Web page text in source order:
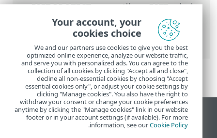
تعليمات ESET عبر الإنترنت >
ESET PROTECT
>
استخدام ‎ESET PROTECT
>
كيفية إزالة ESET
PROTECT من شبكتك
> انتهاء صلاحية اشتراك
ESET PROTECT الأخير
عرض موقع سطح المكتب
End of Life
Your account, your
cookies choice
We and our partners use cookies to give you the best
optimized online experience, analyze our website traffic,
and serve you with personalized ads. You can agree to the
collection of all cookies by clicking "Accept all and close",
decline all non-essential cookies by choosing "Accept
essential cookies only", or adjust your cookie settings by
clicking "Manage cookies". You also have the right to
withdraw your consent or change your cookie preferences
anytime by clicking the "Manage cookies" link in our website
footer or in your account settings (if available). For more
information, see ourCookie Policy
.